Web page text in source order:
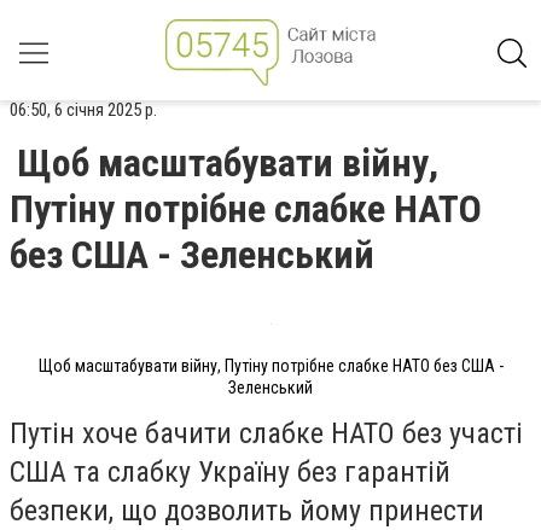
06:50, 6 січня 2025 р.
Щоб масштабувати війну,
Путіну потрібне слабке НАТО
без США - Зеленський
Щоб масштабувати війну, Путіну потрібне слабке НАТО без США -
Зеленський
Путін хоче бачити слабке НАТО без участі
США та слабку Україну без гарантій
безпеки, що дозволить йому принести